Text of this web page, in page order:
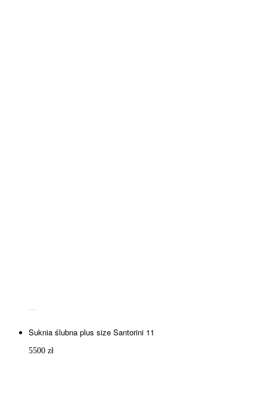
Suknia ślubna plus size Santorini 11
5500 zł